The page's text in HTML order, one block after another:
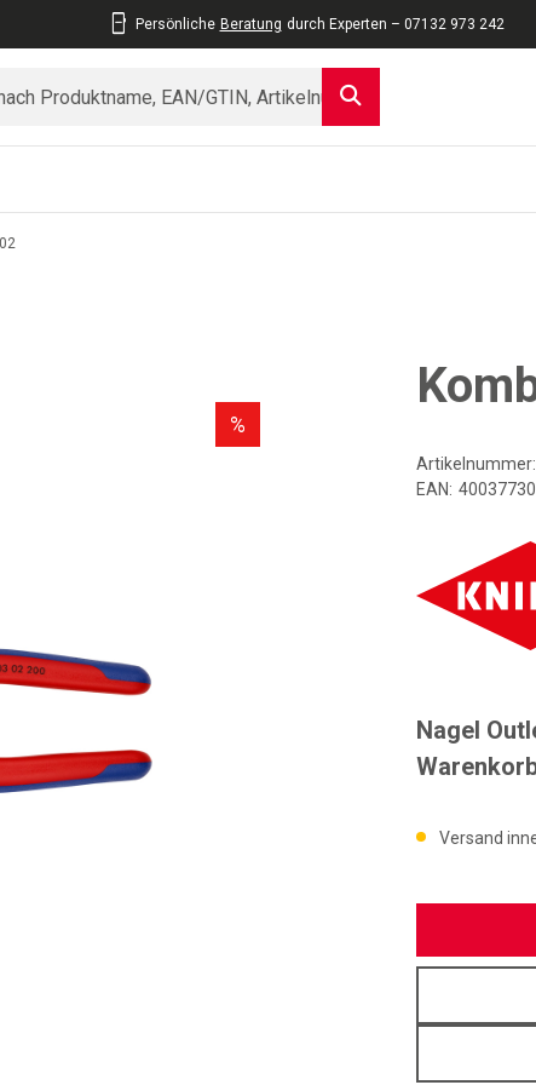
Persönliche Beratung durch Experten – 07132 973 242
%
Artikelnummer:
EAN:
Nagel
Versand